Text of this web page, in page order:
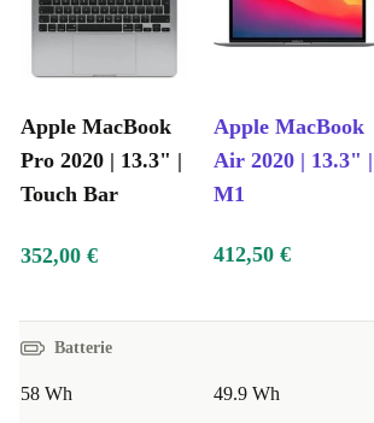
Apple MacBook
Pro 2020 | 13.3" |
Touch Bar
Apple MacBook
Air 2020 | 13.3" |
M1
352,00 € 412,50 €
Batterie
58 Wh 49.9 Wh